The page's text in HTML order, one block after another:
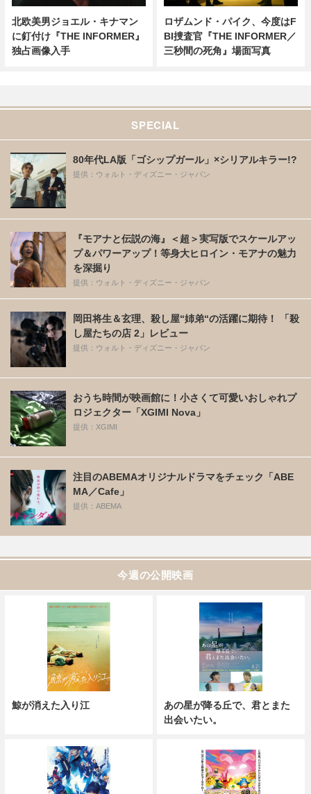
北欧美男ジョエル・キナマン
に釘付け『THE INFORMER』
独占画像入手
ロザムンド・パイク、今度はF
BI捜査官『THE INFORMER／
三秒間の死角』場面写真
SPECIAL
80年代LA版「ゴシップガール」×シリアルキラー!?
提供：ウォルト・ディズニー・ジャパン
『モアナと伝説の海』＜超＞実写版でスケールアッ
プ＆パワーアップ！等身大ヒロイン・モアナの魅力
を深掘り
提供：ウォルト・ディズニー・ジャパン
岡田将生＆玄理、殺し屋“姉弟“の活躍に期待！ 「殺
し屋たちの店 2」レビュー
提供：ウォルト・ディズニー・ジャパン
おうち時間が映画館に！小さくて可愛いおしゃれプ
ロジェクター「XGIMI Nova」
提供：XGIMI
注目のABEMAオリジナルドラマをチェック「ABE
MA／Cafe」
提供：ABEMA
今週の公開映画
鯨が消えた入り江
あの星が降る丘で、君とまた
出会いたい。